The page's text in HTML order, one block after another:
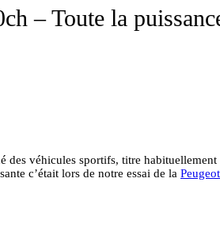
– Toute la
des véhicules sportifs, titre
c’était lors de notre essai de la